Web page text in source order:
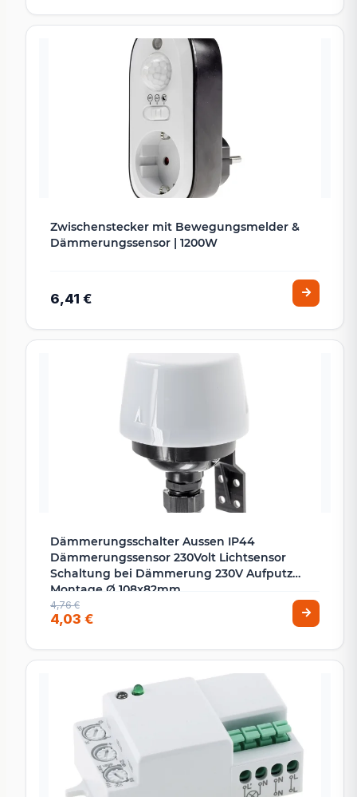
Zwischenstecker mit Bewegungsmelder &
Dämmerungssensor | 1200W
6,41 €
Dämmerungsschalter Aussen IP44
Dämmerungssensor 230Volt Lichtsensor
Schaltung bei Dämmerung 230V Aufputz
Montage Ø 108x82mm
4,76 €
4,03 €